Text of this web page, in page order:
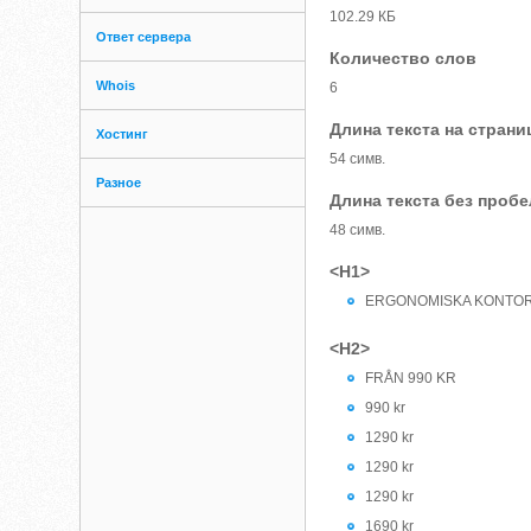
Ответ сервера
Whois
Хостинг
Разное
102.29 КБ
Количество слов
6
Длина текста на
54 симв.
Длина текста без
48 симв.
<H1>
ERGONOMISKA
<H2>
FRÅN 990 KR
990 kr
1290 kr
1290 kr
1290 kr
1690 kr